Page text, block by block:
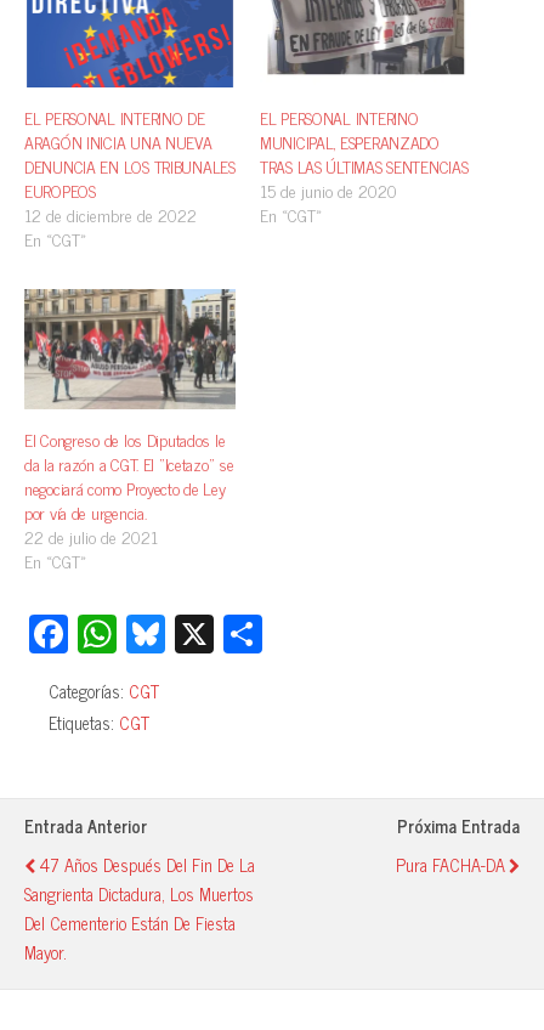
EL PERSONAL INTERINO DE
ARAGÓN INICIA UNA NUEVA
DENUNCIA EN LOS TRIBUNALES
EUROPEOS
12 de diciembre de 2022
En «CGT»
EL PERSONAL INTERINO
MUNICIPAL, ESPERANZADO
TRAS LAS ÚLTIMAS SENTENCIAS
15 de junio de 2020
En «CGT»
El Congreso de los Diputados le
da la razón a CGT. El “Icetazo” se
negociará como Proyecto de Ley
por vía de urgencia.
22 de julio de 2021
En «CGT»
Fa
ce
bo
ok
W
ha
ts
A
pp
Bl
ue
X
rti
Categorías: CGT
Etiquetas: CGT
Entrada Anterior
47 Años Después Del Fin De La
Sangrienta Dictadura, Los Muertos
Del Cementerio Están De Fiesta
Mayor.
Próxima Entrada
Pura FACHA-DA